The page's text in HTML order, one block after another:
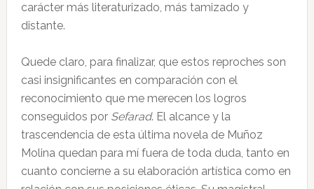
carácter más literaturizado, más tamizado y
distante.
Quede claro, para finalizar, que estos reproches son
casi insignificantes en comparación con el
reconocimiento que me merecen los logros
conseguidos por Sefarad. El alcance y la
trascendencia de esta última novela de Muñoz
Molina quedan para mí fuera de toda duda, tanto en
cuanto concierne a su elaboración artística como en